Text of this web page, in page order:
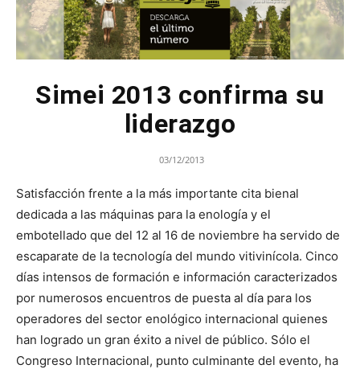
Simei 2013 confirma su
liderazgo
03/12/2013
Satisfacción frente a la más importante cita bienal
dedicada a las máquinas para la enología y el
embotellado que del 12 al 16 de noviembre ha servido de
escaparate de la tecnología del mundo vitivinícola. Cinco
días intensos de formación e información caracterizados
por numerosos encuentros de puesta al día para los
operadores del sector enológico internacional quienes
han logrado un gran éxito a nivel de público. Sólo el
Congreso Internacional, punto culminante del evento, ha